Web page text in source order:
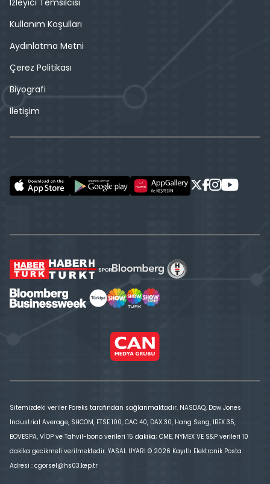
Kullanım Koşulları
Aydınlatma Metni
Çerez Politikası
Biyografi
İletişim
Sitemizdeki veriler Foreks tarafından sağlanmaktadır. NASDAQ, Dow Jones
Industrial Average, SHCOM, FTSE 100, CAC 40, DAX 30, Hang Seng, IBEX 35,
BOVESPA, VİOP ve Tahvil-bono verileri 15 dakika; CME, NYMEX VE S&P verileri 10
dakika gecikmeli verilmektedir. YASAL UYARI © 2026 Kayıtlı Elektronik Posta
Adresi : cgorsel@hs03.kep.tr